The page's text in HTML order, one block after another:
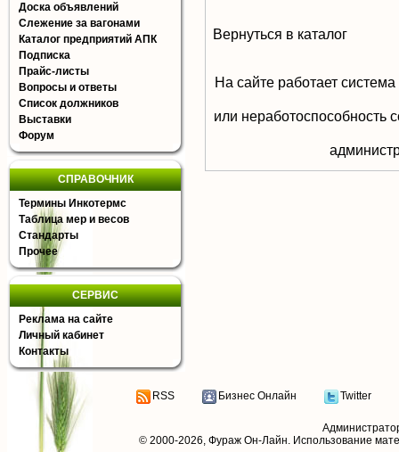
Доска объявлений
Слежение за вагонами
Каталог предприятий АПК
Подписка
Прайс-листы
Вопросы и ответы
Список должников
Выставки
Форум
СПРАВОЧНИК
Термины Инкотермс
Таблица мер и весов
Стандарты
Прочее
СЕРВИС
Реклама на сайте
Личный кабинет
Контакты
Вернуться в каталог
На сайте работает
или неработоспособность
RSS Бизнес Онлайн Twitter
© 2000-2026, Фураж Он-Лайн. Использование